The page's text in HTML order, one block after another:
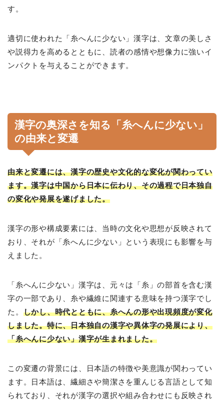
す。
適切に使われた「糸へんに少ない」漢字は、文章の美しさ
や説得力を高めるとともに、読者の感情や想像力に強いイ
ンパクトを与えることができます。
漢字の奥深さを知る「糸へんに少ない」
の由来と変遷
由来と変遷には、漢字の歴史や文化的な変化が関わってい
ます。漢字は中国から日本に伝わり、その過程で日本独自
の変化や発展を遂げました。
漢字の形や構成要素には、当時の文化や思想が反映されて
おり、それが「糸へんに少ない」という表現にも影響を与
えました。
「糸へんに少ない」漢字は、元々は「糸」の部首を含む漢
字の一部であり、糸や繊維に関連する意味を持つ漢字でし
た。 しかし、時代とともに、糸へんの形や出現頻度が変化
しました。特に、日本独自の漢字や異体字の発展により、
「糸へんに少ない」漢字が生まれました。
この変遷の背景には、日本語の特徴や美意識が関わってい
ます。日本語は、繊細さや簡潔さを重んじる言語として知
られており、それが漢字の選択や組み合わせにも反映され